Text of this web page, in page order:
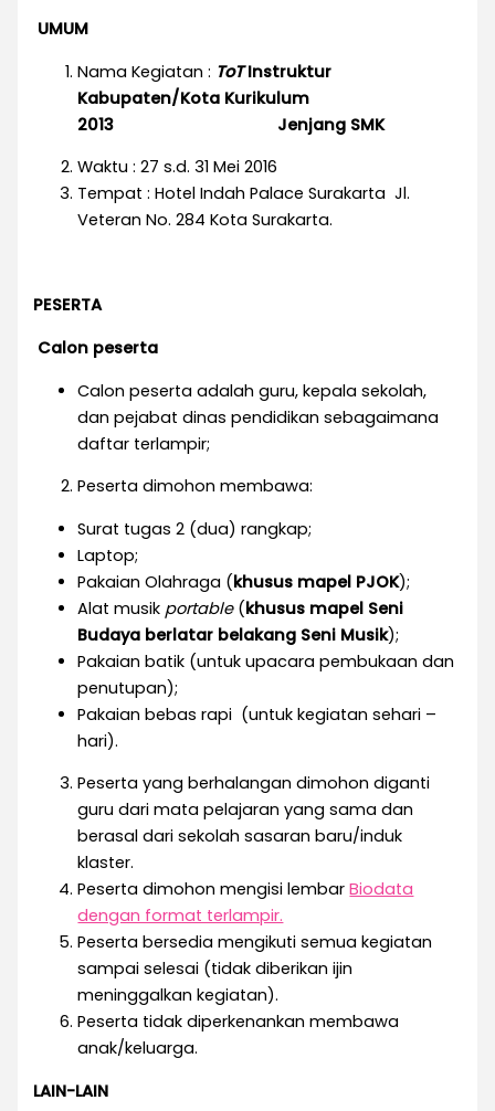
UMUM
Nama Kegiatan : ToT Instruktur
Kabupaten/Kota Kurikulum
2013 Jenjang SMK
Waktu : 27 s.d. 31 Mei 2016
Tempat : Hotel Indah Palace Surakarta Jl.
Veteran No. 284 Kota Surakarta.
PESERTA
Calon peserta
Calon peserta adalah guru, kepala sekolah,
dan pejabat dinas pendidikan sebagaimana
daftar terlampir;
Peserta dimohon membawa:
Surat tugas 2 (dua) rangkap;
Laptop;
Pakaian Olahraga (khusus mapel PJOK);
Alat musik portable(khusus mapel Seni
Budaya berlatar belakang Seni Musik);
Pakaian batik (untuk upacara pembukaan dan
penutupan);
Pakaian bebas rapi (untuk kegiatan sehari –
hari).
Peserta yang berhalangan dimohon diganti
guru dari mata pelajaran yang sama dan
berasal dari sekolah sasaran baru/induk
klaster.
Peserta dimohon mengisi lembarBiodata
dengan format terlampir.
Peserta bersedia mengikuti semua kegiatan
sampai selesai (tidak diberikan ijin
meninggalkan kegiatan).
Peserta tidak diperkenankan membawa
anak/keluarga.
LAIN-LAIN